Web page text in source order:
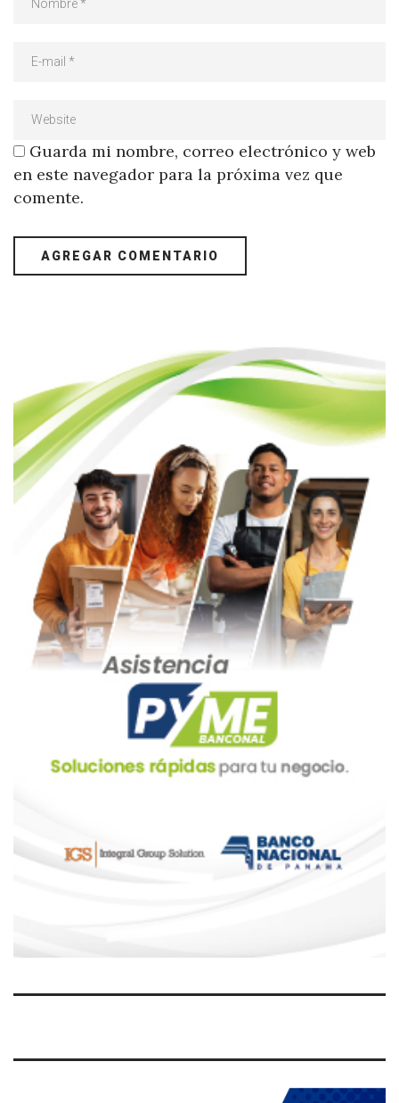
Guarda mi nombre, correo electrónico y web
en este navegador para la próxima vez que
comente.